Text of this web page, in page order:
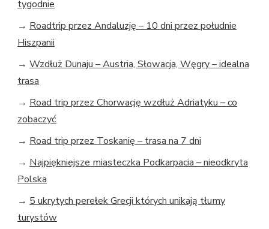
tygodnie
→ Roadtrip przez Andaluzję – 10 dni przez południe
Hiszpanii
→ Wzdłuż Dunaju – Austria, Słowacja, Węgry – idealna
trasa
→ Road trip przez Chorwację wzdłuż Adriatyku – co
zobaczyć
→ Road trip przez Toskanię – trasa na 7 dni
→ Najpiękniejsze miasteczka Podkarpacia – nieodkryta
Polska
→ 5 ukrytych perełek Grecji których unikają tłumy
turystów